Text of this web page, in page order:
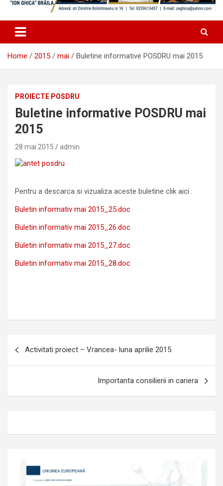
Home 2015 mai Buletine informative POSDRU mai 2015
PROIECTE POSDRU
Buletine informative POSDRU mai
2015
28 mai 2015 admin
Pentru a descarca si vizualiza aceste buletine clik aici :
Buletin informativ mai 2015_25.doc
Buletin informativ mai 2015_26.doc
Buletin informativ mai 2015_27.doc
Buletin informativ mai 2015_28.doc
Activitati proiect – Vrancea- luna aprilie 2015
Importanta consilierii in cariera